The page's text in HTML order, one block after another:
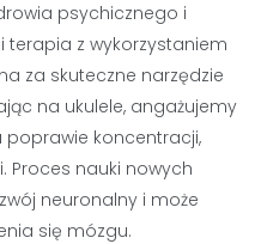
psychicznego i
terapia z wykorzystaniem
za skuteczne narzędzie
na ukulele, angażujemy
poprawie koncentracji,
Proces nauki nowych
neuronalny i może
się mózgu.